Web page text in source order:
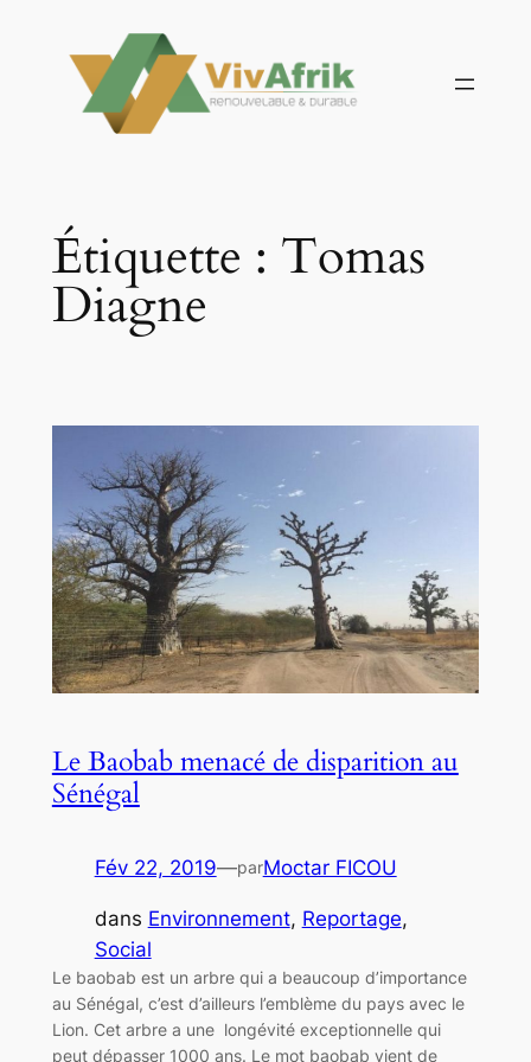
contenu
Étiquette : Tomas
Diagne
Le Baobab menacé de disparition au
Sénégal
Fév 22, 2019—parMoctar FICOU
dans Environnement, Reportage
Social
Le baobab est un arbre qui a beaucoup d’importance
au Sénégal, c’est d’ailleurs l’emblème du pays avec le
Lion. Cet arbre a une longévité exceptionnelle qui
peut dépasser 1000 ans. Le mot baobab vient de